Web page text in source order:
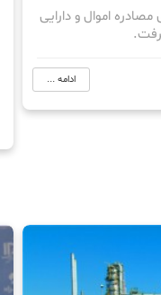
اموال و دارایی
ادامه ...